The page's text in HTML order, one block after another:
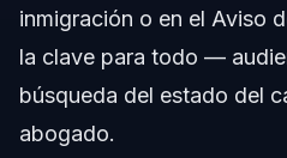
inmigración o en el Aviso
la clave para todo —
búsqueda del estado del
abogado.